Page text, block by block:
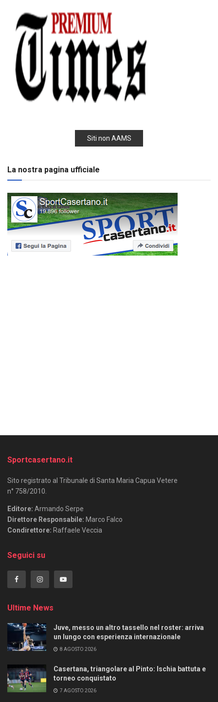
Siti non AAMS
La nostra pagina ufficiale
Sportcasertano.it
Sito registrato al Tribunale di Santa Maria Capua Vetere
n° 758/2010.
Editore: Armando Serpe
Direttore Responsabile: Marco Falco
Condirettore: Raffaele Veccia
Seguici su
Ultime News
Juve, messo un altro tassello nel roster: arriva
un lungo con esperienza internazionale
8 AGOSTO 2026
Casertana, triangolare al Pinto: Ischia battuta e
torneo conquistato
7 AGOSTO 2026